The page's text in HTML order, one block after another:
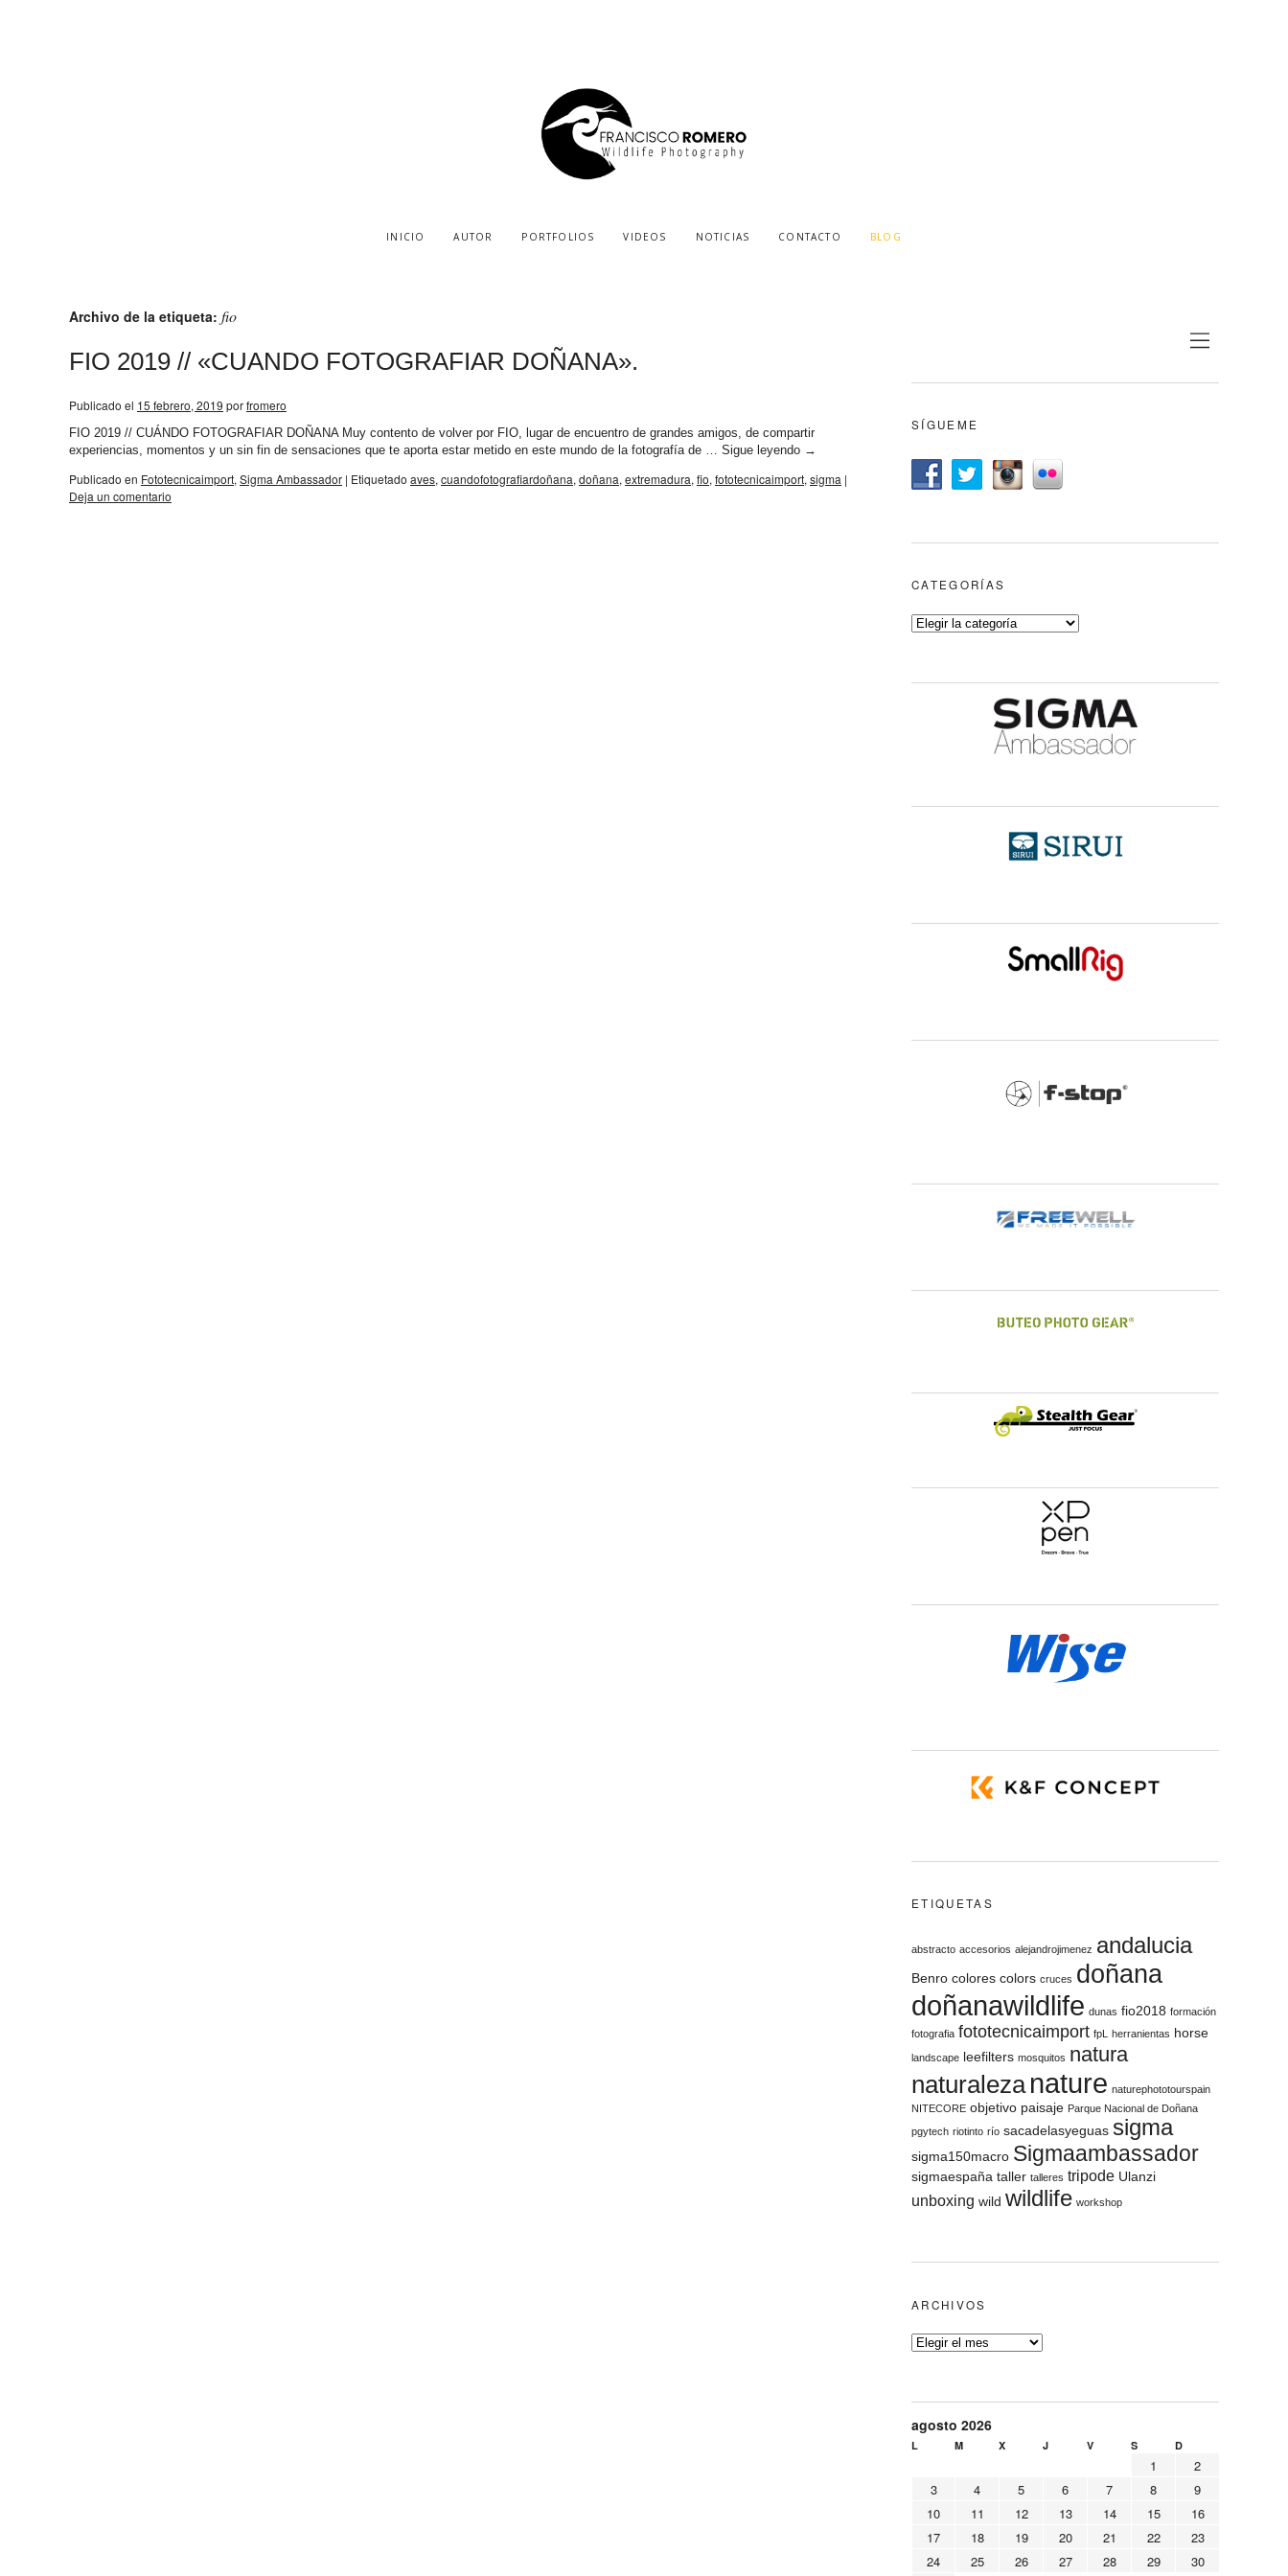
INICIO AUTOR PORTFOLIOS VIDEOS NOTICIAS CONTACTO BLOG
Archivo de la etiqueta: fio
FIO 2019 // «CUANDO FOTOGRAFIAR DOÑANA».
Publicado el 15 febrero, 2019 porfromero
FIO 2019 // CUÁNDO FOTOGRAFIAR DOÑANA Muy contento de volver por FIO, lugar de encuentro de grandes amigos, de compartir
experiencias, momentos y un sin fin de sensaciones que te aporta estar metido en este mundo de la fotografía de … Sigue leyendo →
Publicado en Fototecnicaimport, Sigma Ambassador | Etiquetado aves, cuandofotografiardoñana, doñana, extremadura, fio, fototecnicaimport, sigma |
Deja un comentario
SÍGUEME
CATEGORÍAS
ETIQUETAS
abstracto accesorios alejandrojimenez andalucia
Benro colores colors cruces doñana
doñanawildlife dunas fio2018 formación
fotografia fototecnicaimport fpL herranientas horse
landscape leefilters mosquitos natura
naturaleza nature naturephototourspain
NITECORE objetivo paisaje Parque Nacional de Doñana
pgytech riotinto río sacadelasyeguas sigma
sigma150macro Sigmaambassador
sigmaespaña taller talleres tripode Ulanzi
unboxing wild wildlife workshop
ARCHIVOS
agosto 2026
L M X J V S D
1
2
3
4 5 6 7 8
9
10
11 12 13 14 15
16
17
18 19 20 21 22
23
24
25 26 27 28 29 30